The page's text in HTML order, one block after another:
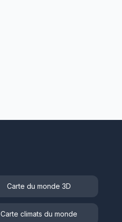
Carte du monde 3D
Carte climats du monde